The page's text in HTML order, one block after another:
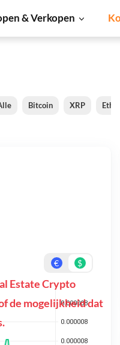
& Verkopen
Bitcoin XRP
€ $
Estate Crypto
de mogelijkheid dat